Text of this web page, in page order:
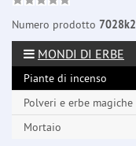
Numero prodotto 7028k2
MONDI DI ERBE
Piante di incenso
Polveri e erbe magiche
Mortaio